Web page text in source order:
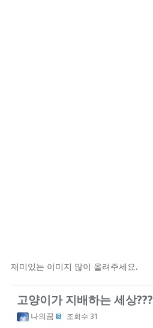
재미있는 이미지 많이 올려주세요.
고양이가 지배하는 세상???
나의꿈 조회수 31